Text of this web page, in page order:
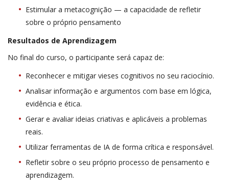
Estimular a metacognição — a capacidade de refletir
sobre o próprio pensamento
Resultados de Aprendizagem
No final do curso, o participante será capaz de:
Reconhecer e mitigar vieses cognitivos no seu raciocínio.
Analisar informação e argumentos com base em lógica,
evidência e ética.
Gerar e avaliar ideias criativas e aplicáveis a problemas
reais.
Utilizar ferramentas de IA de forma crítica e responsável.
Refletir sobre o seu próprio processo de pensamento e
aprendizagem.